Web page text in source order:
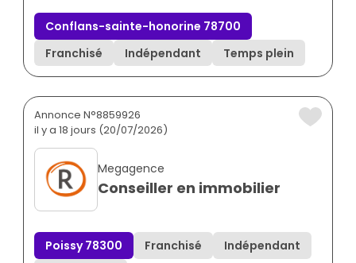
Conflans-sainte-honorine 78700
Franchisé
Indépendant Temps plein
Annonce N°8859926
il y a 18 jours (20/07/2026)
Megagence
Conseiller en immobilier
Poissy 78300 Franchisé
Indépendant